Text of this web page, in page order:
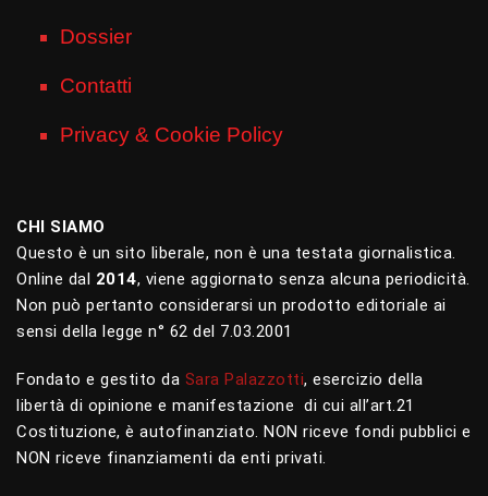
Dossier
Contatti
Privacy & Cookie Policy
CHI SIAMO
Questo è un sito liberale, non è una testata giornalistica.
Online dal 2014, viene aggiornato senza alcuna periodicità.
Non può pertanto considerarsi un prodotto editoriale ai
sensi della legge n° 62 del 7.03.2001
Fondato e gestito da Sara Palazzotti, esercizio della
libertà di opinione e manifestazione di cui all’art.21
Costituzione, è autofinanziato. NON riceve fondi pubblici e
NON riceve finanziamenti da enti privati.